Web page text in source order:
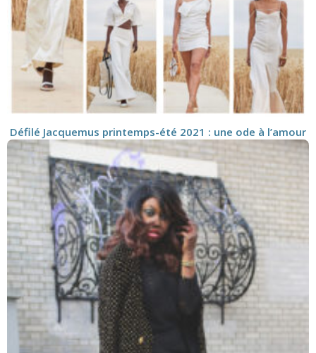
Défilé Jacquemus printemps-été 2021 : une ode à l’amour